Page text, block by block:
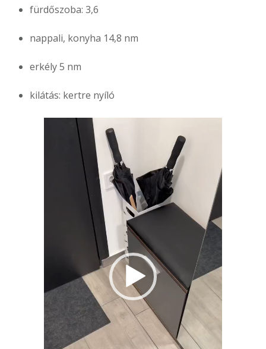
fürdőszoba: 3,6
nappali, konyha 14,8 nm
erkély 5 nm
kilátás: kertre nyíló
Videólejátszó